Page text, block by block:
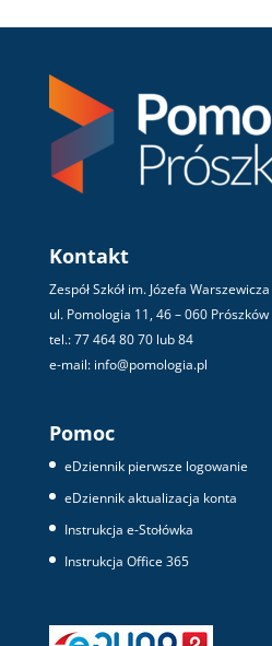
Kontakt
Zespół Szkół im. Józefa Warszewicza
ul. Pomologia 11, 46 – 060 Prószków
tel.: 77 464 80 70 lub 84
e-mail: info@pomologia.pl
Pomoc
eDziennik pierwsze logowanie
eDziennik aktualizacja konta
Instrukcja e-Stołówka
Instrukcja Office 365